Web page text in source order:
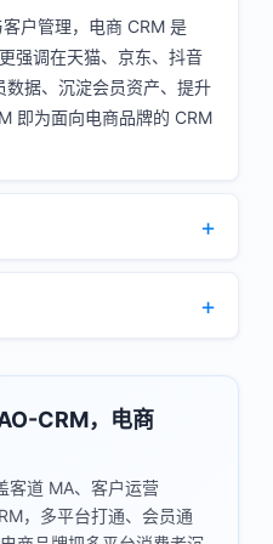
户管理，电商 CRM 是
强调在天猫、京东、抖音
据、沉淀会员资产、提升
即为面向电商品牌的 CRM
CRM，电商
客道 MA、客户运营
，多平台打通、会员通